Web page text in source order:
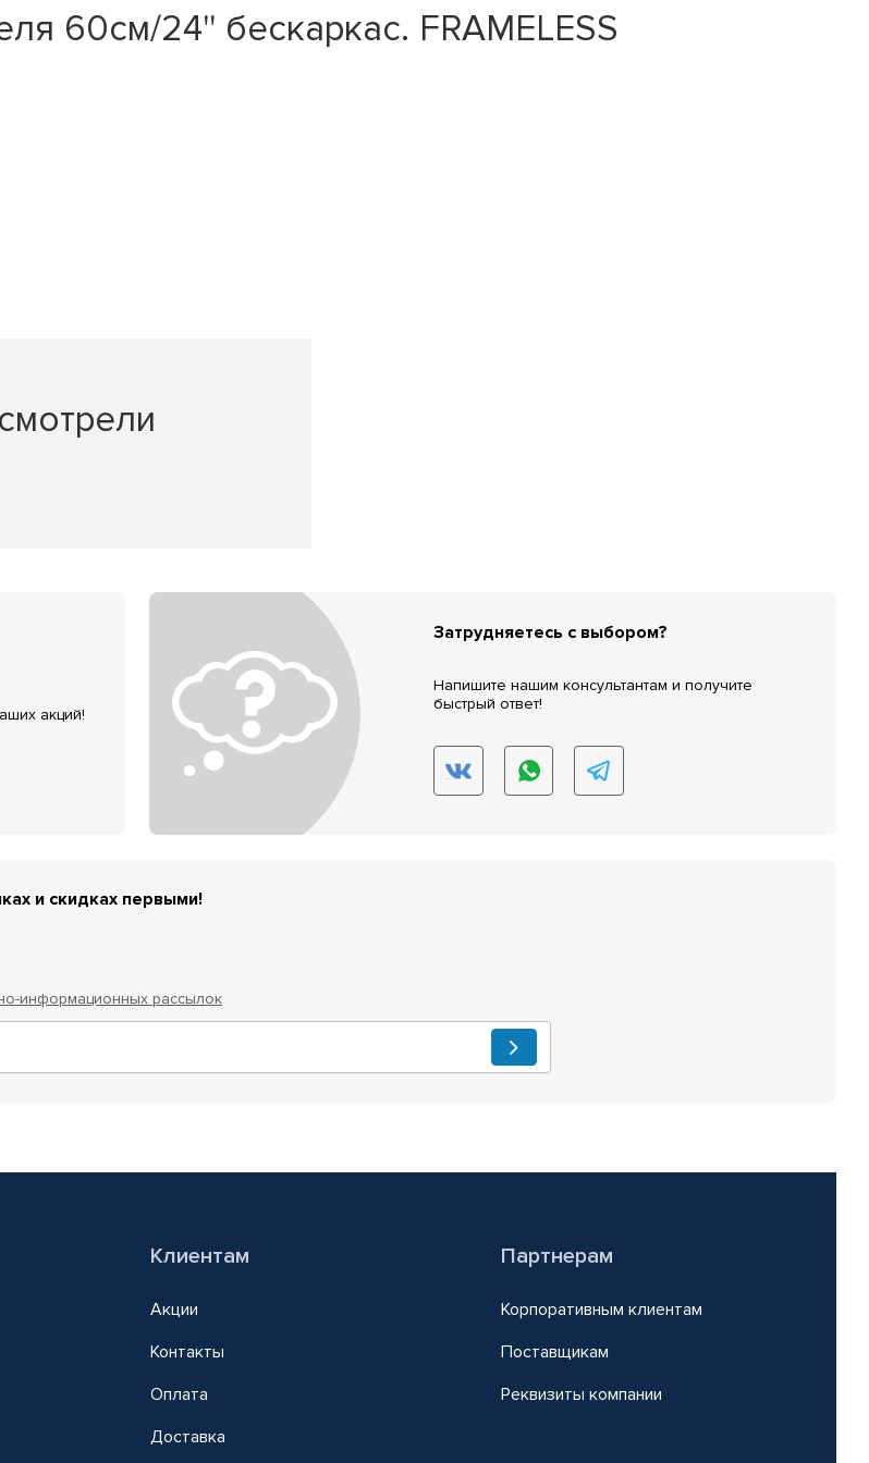
60см/24'' бескаркас. FRAMELESS
акций!
Затрудняетесь с выбором?
Напишите нашим консультантам и получите
быстрый ответ!
и скидках первыми!
информационных рассылок
Клиентам
Акции
Контакты
Оплата
Доставка
Партнерам
Корпоративным клиентам
Поставщикам
Реквизиты компании